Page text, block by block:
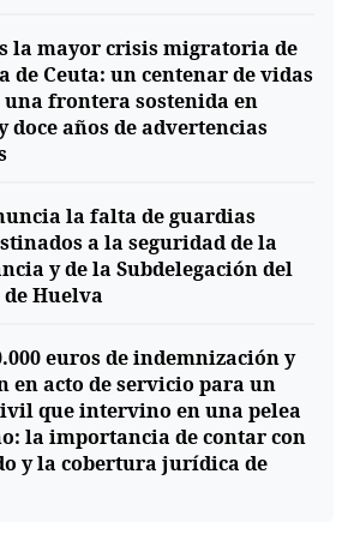
la mayor crisis migratoria de
de Ceuta: un centenar de vidas
frontera sostenida en
doce años de advertencias
la falta de guardias
a la seguridad de la
y de la Subdelegación del
Huelva
euros de indemnización y
en acto de servicio para un
que intervino en una pelea
la importancia de contar con
y la cobertura jurídica de